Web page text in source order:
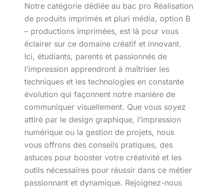
Notre catégorie dédiée au bac pro Réalisation
de produits imprimés et pluri média, option B
– productions imprimées, est là pour vous
éclairer sur ce domaine créatif et innovant.
Ici, étudiants, parents et passionnés de
l’impression apprendront à maîtriser les
techniques et les technologies en constante
évolution qui façonnent notre manière de
communiquer visuellement. Que vous soyez
attiré par le design graphique, l’impression
numérique ou la gestion de projets, nous
vous offrons des conseils pratiques, des
astuces pour booster votre créativité et les
outils nécessaires pour réussir dans ce métier
passionnant et dynamique. Rejoignez-nous